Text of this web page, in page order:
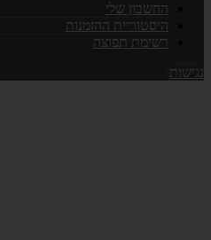
החשבון שלי
היסטוריית ההזמנות
רשימת תפוצה
נגישות